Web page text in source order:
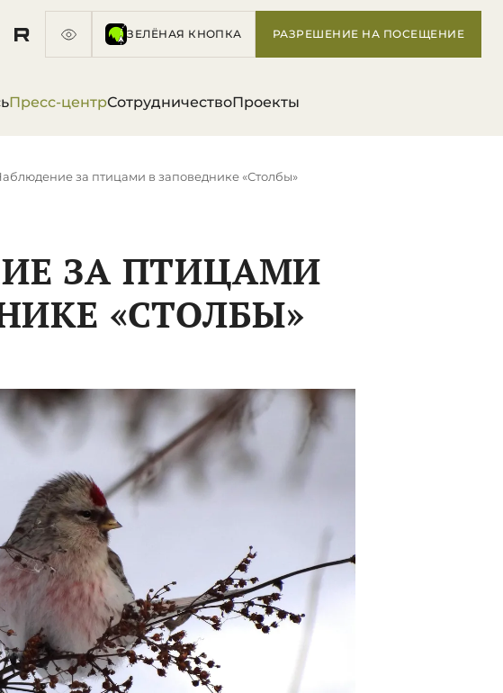
ЗЕЛЁНАЯ КНОПКА РАЗРЕШЕНИЕ НА ПОСЕЩЕНИЕ
Пресс-центрСотрудничествоПроекты
за птицами в заповеднике «Столбы»
ЗА ПТИЦАМИ
«СТОЛБЫ»